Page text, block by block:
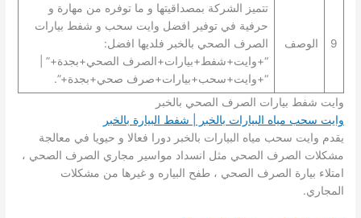
9 الوصف
تتميز الشركة بمصداقيتها و ما توفره من مهارة و
حرفية في توفير افضل وايت سحب و شفط بيارات
الصرف الصحي بالخبر فلديها افضل:
“+وايت+شفط+بيارات+الصرف الصحي+بجدة+” |
“+وايت+سحب+بيارات+صرف صحي+بجدة+”.
وايت شفط بيارات الصرف الصحي بالخبر
وايت سحب مياه البيارات بالخبر | شفط البيارة بالخبر
يقدم وايت سحب مياه البيارات بالخبر دورا فعالا و حيويا في معالجة
مشكلات الصرف الصحي مثل انسداد مواسير مجاري الصرف الصحي ،
امتلاء بيارة الصرف الصحي ، طفح البياره و غيرها من مشكلات
المجاري.